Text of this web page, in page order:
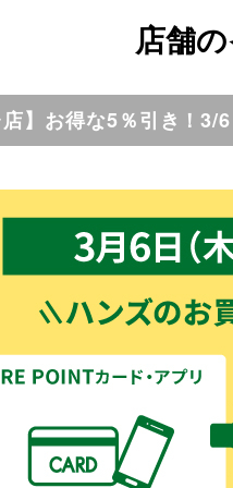
店舗
】お得な5％引き！3/